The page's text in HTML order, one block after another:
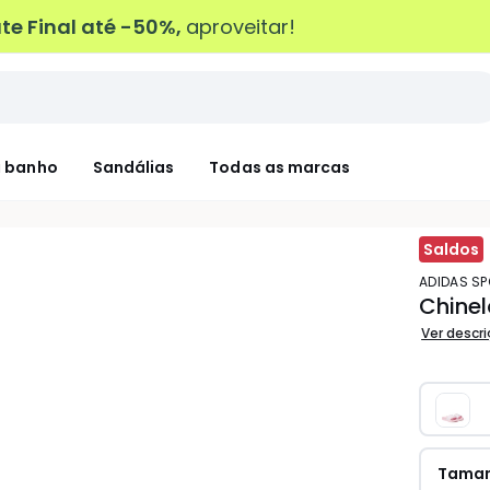
Final até -50%, aproveitar!
banho Sandálias Todas as marcas
Saldos
ADIDAS
Ver